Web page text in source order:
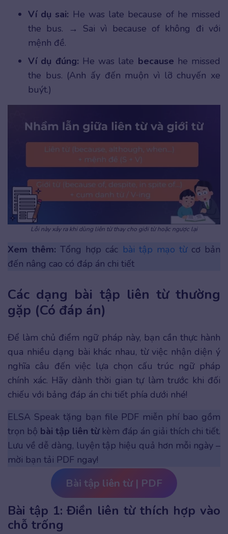
Ví dụ sai: He was late because of he missed
the bus. → Sai vì because of không đi với
mệnh đề.
Ví dụ đúng: He was late because he missed
the bus. (Anh ấy đến muộn vì lỡ chuyến xe
buýt.)
Lỗi này xảy ra khi dùng liên từ thay cho giới từ hoặc ngược lại
Xem thêm: Tổng hợp các bài tập mạo từcơ bản
đến nâng cao có đáp án chi tiết
Các dạng bài tập liên từ thường
gặp (Có đáp án)
Để làm chủ điểm ngữ pháp này, bạn cần thực hành
qua nhiều dạng bài khác nhau, từ việc nhận diện ý
nghĩa câu đến việc lựa chọn cấu trúc ngữ pháp
chính xác. Hãy dành thời gian tự làm trước khi đối
chiếu với bảng đáp án chi tiết phía dưới nhé!
ELSA Speak tặng bạn file PDF miễn phí bao gồm
trọn bộ bài tập liên từkèm đáp án giải thích chi tiết.
Lưu về dễ dàng, luyện tập hiệu quả hơn mỗi ngày –
mời bạn tải PDF ngay!
Bài tập liên từ | PDF
Bài tập 1: Điền liên từ thích hợp vào
chỗ trống